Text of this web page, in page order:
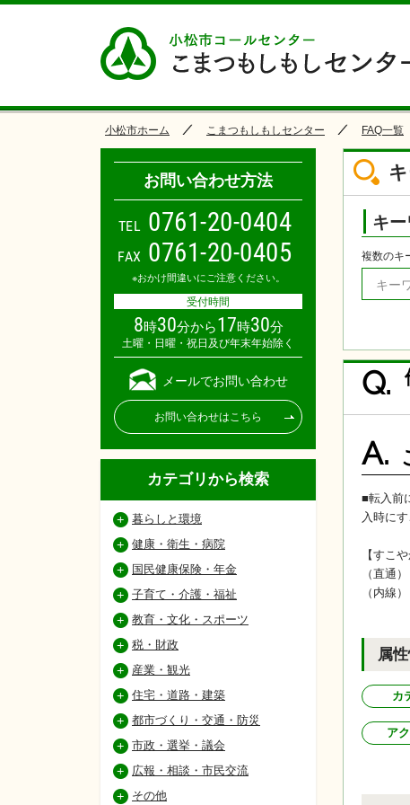
小松市ホーム こまつもしもしセンター FAQ一覧
キ
複数のキ
Q.
A.
■転入前
入時に
【すこ
（直通
（内線
属
カ
ア
お問い合わせ方法
TEL 0761-20-0404
FAX 0761-20-0405
※おかけ間違いにご注意ください。
受付時間
8時30分から17時30分
土曜・日曜・祝日及び年末年始除く
メールでお問い合わせ
お問い合わせはこちら
カテゴリから検索
暮らしと環境
健康・衛生・病院
国民健康保険・年金
子育て・介護・福祉
教育・文化・スポーツ
税・財政
産業・観光
住宅・道路・建築
都市づくり・交通・防災
市政・選挙・議会
広報・相談・市民交流
その他